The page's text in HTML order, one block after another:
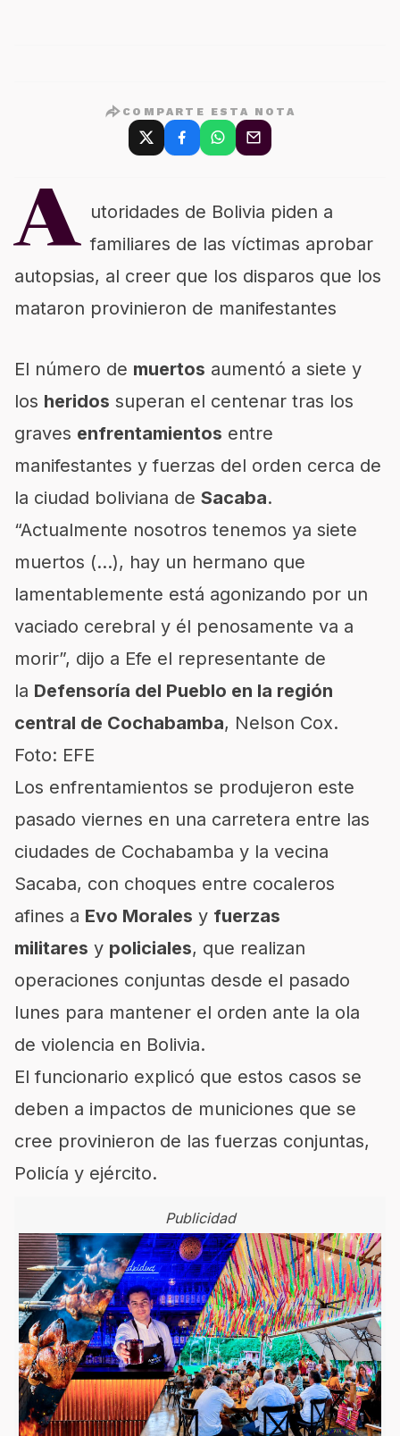
COMPARTE ESTA NOTA
A utoridades de Bolivia piden a
familiares de las víctimas aprobar
autopsias, al creer que los disparos que los
mataron provinieron de manifestantes
El número de muertos aumentó a siete y
los heridos superan el centenar tras los
graves enfrentamientos entre
manifestantes y fuerzas del orden cerca de
la ciudad boliviana de Sacaba.
“Actualmente nosotros tenemos ya siete
muertos (…), hay un hermano que
lamentablemente está agonizando por un
vaciado cerebral y él penosamente va a
morir”, dijo a Efe el representante de
la Defensoría del Pueblo en la región
central de Cochabamba, Nelson Cox.
Foto: EFE
Los enfrentamientos se produjeron este
pasado viernes en una carretera entre las
ciudades de Cochabamba y la vecina
Sacaba, con choques entre cocaleros
afines a Evo Morales y fuerzas
militares y policiales, que realizan
operaciones conjuntas desde el pasado
lunes para mantener el orden ante la ola
de violencia en Bolivia.
El funcionario explicó que estos casos se
deben a impactos de municiones que se
cree provinieron de las fuerzas conjuntas,
Policía y ejército.
Publicidad